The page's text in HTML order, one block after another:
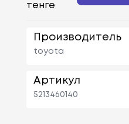
тенге
Производитель
toyota
Артикул
5213460140